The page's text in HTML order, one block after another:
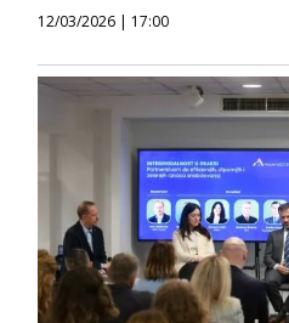
12/03/2026 | 17:00